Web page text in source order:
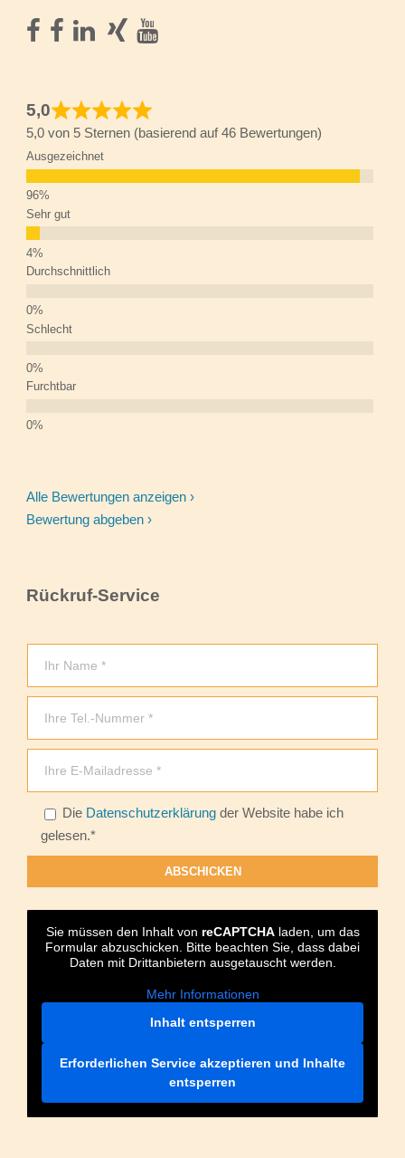
5,0
5,0 von 5 Sternen (basierend auf 46 Bewertungen)
Ausgezeichnet
Sehr gut
Durchschnittlich
Schlecht
Furchtbar
Alle Bewertungen anzeigen ›
Bewertung abgeben ›
Rückruf-Service
Bitte lasse dieses Feld leer.
Die Datenschutzerklärung der Website habe ich
gelesen.*
Sie müssen den Inhalt von reCAPTCHAladen, um das
Formular abzuschicken. Bitte beachten Sie, dass dabei
Daten mit Drittanbietern ausgetauscht werden.
Mehr Informationen
Inhalt entsperren
Erforderlichen Service akzeptieren und Inhalte
entsperren